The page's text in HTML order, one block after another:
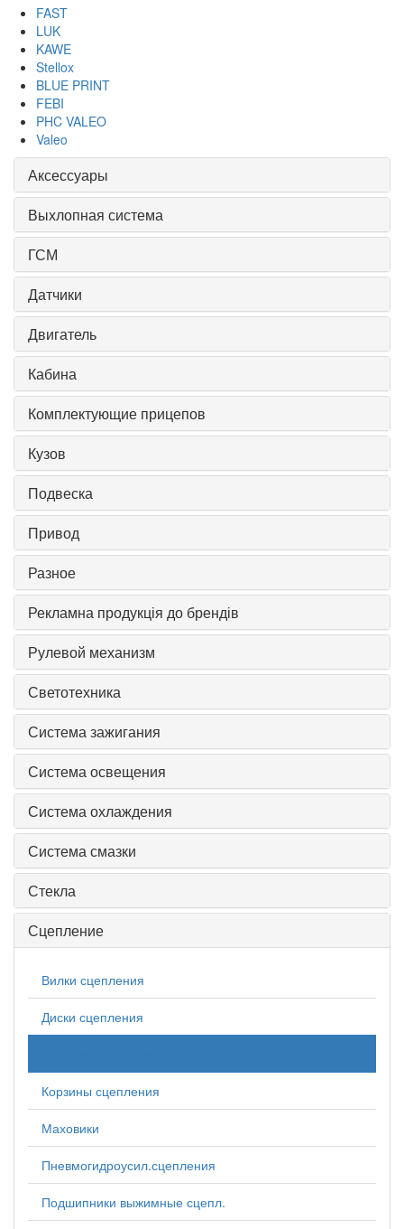
FAST
LUK
KAWE
Stellox
BLUE PRINT
FEBI
PHC VALEO
Valeo
Аксессуары
Выхлопная система
ГСМ
Датчики
Двигатель
Кабина
Комплектующие прицепов
Кузов
Подвеска
Привод
Разное
Рекламна продукція до брендів
Рулевой механизм
Светотехника
Система зажигания
Система освещения
Система охлаждения
Система смазки
Стекла
Сцепление
Вилки сцепления
Диски сцепления
Корзины сцепления
Маховики
Пневмогидроусил.сцепления
Подшипники выжимные сцепл.